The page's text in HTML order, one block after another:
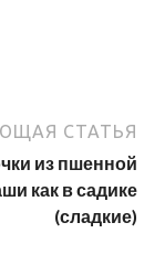
СТАТЬЯ
из пшенной
как в садике
(сладкие)